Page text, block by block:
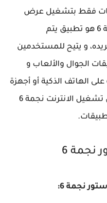
فقط بتشغيل عرض
نجمة 6، متجر بلاي ستور نجمة 6 هو تطبيق يتم
و يتيح للمستخدمين
الجوال والألعاب و
الهاتف الذكية أو أجهزة
اللوحية. ويمكن للمستخدمين تشغيل الانترنت نجمة 6
نجمة 6
نجمة 6: